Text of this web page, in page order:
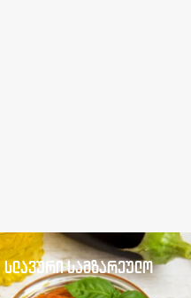
სლავური სამზარეულო